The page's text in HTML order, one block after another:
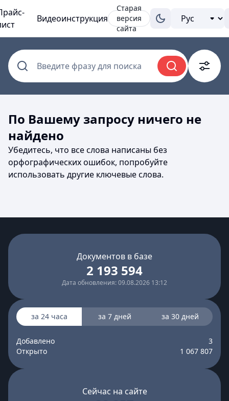
Видеоинструкция
Старая
версия
сайта
Введите фразу для поиска
По Вашему запросу ничего не
найдено
Убедитесь, что все слова написаны без
орфографических ошибок, попробуйте
использовать другие ключевые слова.
Документов в базе
2 193 594
Дата обновления: 09.08.2026 13:12
за 24 часа за 7 дней за 30 дней
Добавлено
3
Открыто
1 067 807
Сейчас на сайте